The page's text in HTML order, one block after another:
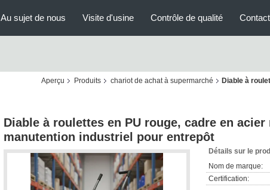
Au sujet de nous Visite d'usine Contrôle de qualité
Aperçu
Produits chariot de achat à supermarché Diable à
Diable à roulettes en PU rouge, cadre en
manutention industriel pour entrepôt
Détails sur le
Nom de marque:
Certification: